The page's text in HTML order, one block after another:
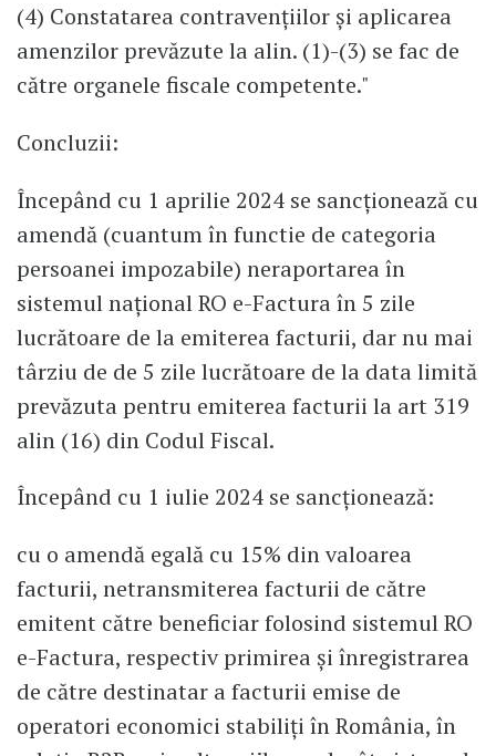
(4) Constatarea contravențiilor și aplicarea
amenzilor prevăzute la alin. (1)-(3) se fac de
către organele fiscale competente."
Concluzii:
Începând cu 1 aprilie 2024 se sancționează cu
amendă (cuantum în functie de categoria
persoanei impozabile) neraportarea în
sistemul național RO e-Factura în 5 zile
lucrătoare de la emiterea facturii, dar nu mai
târziu de de 5 zile lucrătoare de la data limită
prevăzuta pentru emiterea facturii la art 319
alin (16) din Codul Fiscal.
Începând cu 1 iulie 2024 se sancționează:
cu o amendă egală cu 15% din valoarea
facturii, netransmiterea facturii de către
emitent către beneficiar folosind sistemul RO
e-Factura, respectiv primirea și înregistrarea
de către destinatar a facturii emise de
operatori economici stabiliți în România, în